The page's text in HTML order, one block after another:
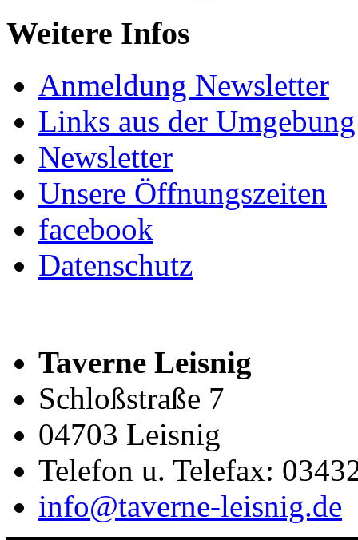
Weitere Infos
Anmeldung Newsletter
Links aus der Umgebung
Newsletter
Unsere Öffnungszeiten
facebook
Datenschutz
Taverne Leisnig
Schloßstraße 7
04703 Leisnig
Telefon u. Telefax:
info@taverne-leisnig.de